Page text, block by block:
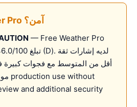
هل Free Weather Pro آمن؟
— Free Weather Pro
أقل من المتوسط مع فجوات كبيرة
and additional security